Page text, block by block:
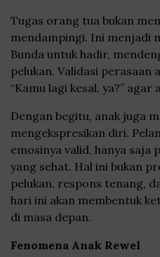
Tugas orang tua bukan
mendampingi. Ini menjadi
Bunda untuk hadir,
pelukan. Validasi perasaan
“Kamu lagi kesal, ya?”
Dengan begitu, anak juga
mengekspresikan diri.
emosinya valid, hanya saja
yang sehat. Hal ini bukan
pelukan, respons tenang,
hari ini akan membentuk
di masa depan.
Fenomena Anak Rewel